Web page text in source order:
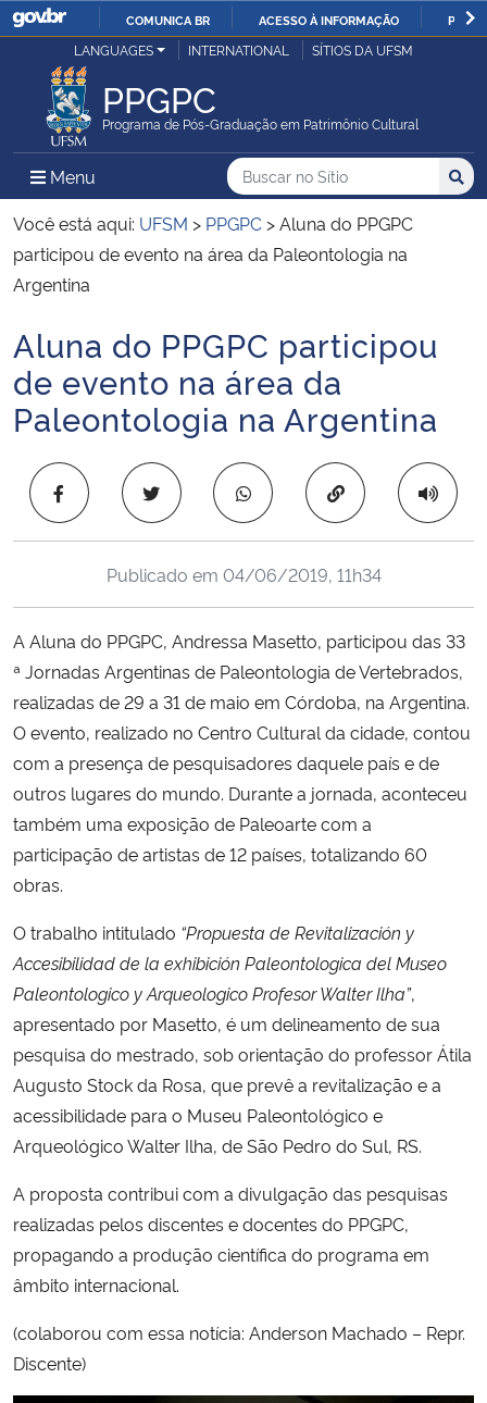
IR
COMUNICA BR ACESSO À INFORMAÇÃO
Ministério da Justiça e Segurança Pública
Ministério da Defesa
Ministério das Relações Exteriores
Ministério da Economia
Ministério da Infraestrutura
Ministério da Agricultura, Pecuária e Abastecimento
Ministério da Cidadania
Ministério da Ciência, Tecnologia, Inovações e Comunicações
Ministério do Meio Ambiente
Ministério do Turismo
Ministério do Desenvolvimento Regional
Ministério da Mulher, da Família e dos Direitos Humanos
Secretaria-Geral
Secretaria de Governo
Gabinete de Segurança Institucional
Advocacia-Geral da União
Banco Central do Brasil
LANGUAGES INTERNATIONAL SÍTIOS DA UFSM
PPGPC
Programa de Pós-Graduação em Patrimônio Cultural
Menu Menu Principal do Sítio
Busca
Buscar no no Sítio
Busca:
Você está aqui: UFSM > PPGPC >Aluna do PPGPC
participou de evento na área da Paleontologia na
Argentina
Início do conteúdo
Aluna do PPGPC participou
de evento na área da
Paleontologia na Argentina
Copiar para área
Publicado em 04/06/2019, 11h34
A Aluna do PPGPC, Andressa Masetto, participou das 33
ª Jornadas Argentinas de Paleontologia de Vertebrados,
realizadas de 29 a 31 de maio em Córdoba, na Argentina.
O evento, realizado no Centro Cultural da cidade, contou
com a presença de pesquisadores daquele país e de
outros lugares do mundo. Durante a jornada, aconteceu
também uma exposição de Paleoarte com a
participação de artistas de 12 países, totalizando 60
obras.
O trabalho intitulado “Propuesta de Revitalización y
Accesibilidad de la exhibición Paleontologica del Museo
Paleontologico y Arqueologico Profesor Walter Ilha”,
apresentado por Masetto, é um delineamento de sua
pesquisa do mestrado, sob orientação do professor Átila
Augusto Stock da Rosa, que prevê a revitalização e a
acessibilidade para o Museu Paleontológico e
Arqueológico Walter Ilha, de São Pedro do Sul, RS.
A proposta contribui com a divulgação das pesquisas
realizadas pelos discentes e docentes do PPGPC,
propagando a produção científica do programa em
âmbito internacional.
(colaborou com essa notícia: Anderson Machado – Repr.
Discente)